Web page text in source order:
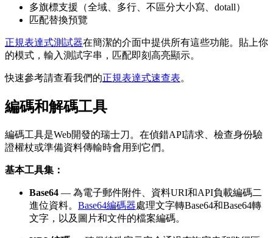
多旗標支援（全域、多行、不區分大小寫、dotall）
匹配替換預覽
正規表達式測試器在簡潔的介面中提供所有這些功能。貼上你
的模式，輸入測試字串，匹配即刻高亮顯示。
快速參考請查看我們的正規表達式速查表。
編碼和解碼工具
編碼工具是Web開發的瑞士刀。在偵錯API請求、檢查身份驗
證權杖或準備資料傳輸時會用到它們。
基本工具集：
Base64 — 為電子郵件附件、資料URI和API負載編碼二
進位資料。 Base64編碼器處理文字轉Base64和Base64轉
文字，以及圖片和文件的檔案編碼。